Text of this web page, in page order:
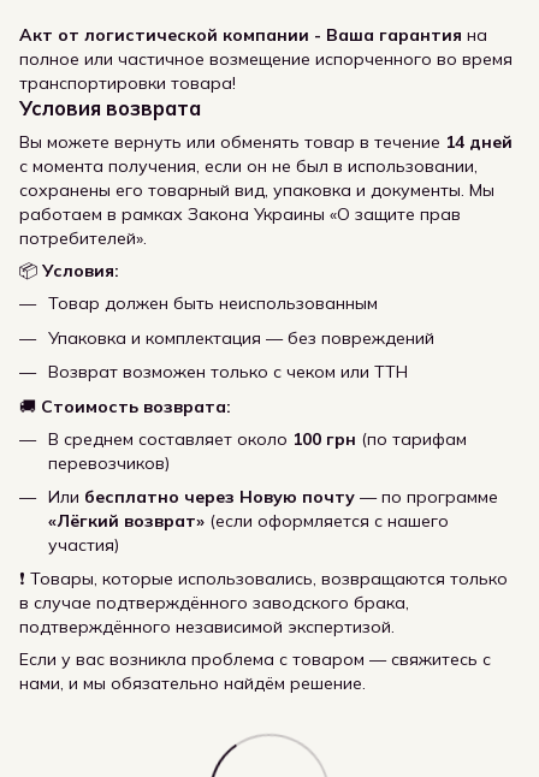
Акт от логистической компании - Ваша гарантия на
полное или частичное возмещение испорченного во время
транспортировки товара!
Условия возврата
Вы можете вернуть или обменять товар в течение 14 дней
с момента получения, если он не был в использовании,
сохранены его товарный вид, упаковка и документы. Мы
работаем в рамках Закона Украины «О защите прав
потребителей».
📦 Условия:
Товар должен быть неиспользованным
Упаковка и комплектация — без повреждений
Возврат возможен только с чеком или ТТН
🚚 Стоимость возврата:
В среднем составляет около 100 грн (по тарифам
перевозчиков)
Или бесплатно через Новую почту — по программе
«Лёгкий возврат» (если оформляется с нашего
участия)
❗ Товары, которые использовались, возвращаются только
в случае подтверждённого заводского брака,
подтверждённого независимой экспертизой.
Если у вас возникла проблема с товаром — свяжитесь с
нами, и мы обязательно найдём решение.